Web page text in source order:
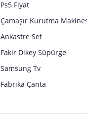
Ps5 Fiyat
Çamaşır Kurutma
Ankastre Set
Fakir Dikey Süpürge
Samsung Tv
Fabrika Çanta